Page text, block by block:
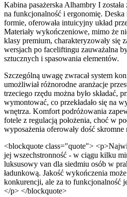
Kabina pasażerska Alhambry I
na funkcjonalność i ergonomię.
formie, oferowała intuicyjny układ
Materiały wykończeniowe, mimo że
klasy premium, charakteryzowały się
wersjach po faceliftingu zauważalna
sztucznych i spasowania elementów.
Szczególną uwagę zwracał system
umożliwiał różnorodne aranżacje
trzeciego rzędu można było składać,
wymontować, co przekładało się na
wnętrza. Komfort podróżowania
fotele z regulacją położenia, choć w
wyposażenia oferowały dość
<blockquote class="quote">
jej wszechstronność - w ciągu kilku
luksusowy van dla siedmiu osób w
ładunkową. Jakość wykończenia
konkurencji, ale za to funkcjonalność
</p> </blockquote>